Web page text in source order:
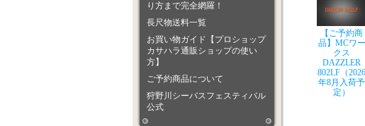
り方まで完全網羅！
長尺物送料一覧
お買い物ガイド【プロショップ
カサハラ通販ショップの使い
方】
ご予約商品について
狩野川シーバスフェスティバル
公式
【ご予約商
品】MCワー
クス
DAZZLER
802LF（2026
年8月入荷予
定）